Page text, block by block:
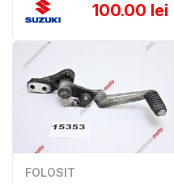
100.00 lei
FOLOSIT